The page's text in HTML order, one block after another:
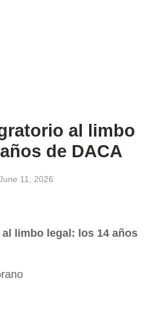
al limbo
de DACA
11, 2026
limbo legal: los 14 años